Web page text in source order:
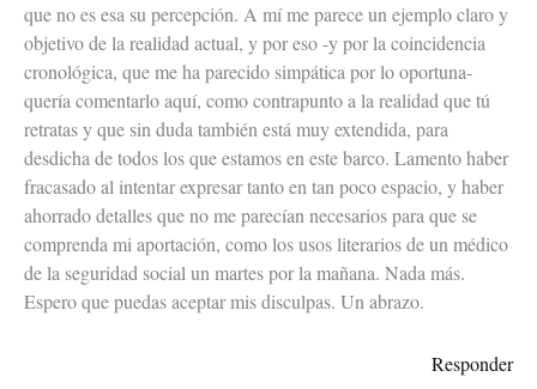
que no es esa su percepción. A mí me parece un ejemplo claro y
objetivo de la realidad actual, y por eso -y por la coincidencia
cronológica, que me ha parecido simpática por lo oportuna-
quería comentarlo aquí, como contrapunto a la realidad que tú
retratas y que sin duda también está muy extendida, para
desdicha de todos los que estamos en este barco. Lamento haber
fracasado al intentar expresar tanto en tan poco espacio, y haber
ahorrado detalles que no me parecían necesarios para que se
comprenda mi aportación, como los usos literarios de un médico
de la seguridad social un martes por la mañana. Nada más.
Espero que puedas aceptar mis disculpas. Un abrazo.
Responder